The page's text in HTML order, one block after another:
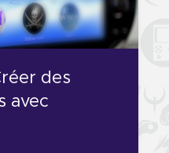
des
avec